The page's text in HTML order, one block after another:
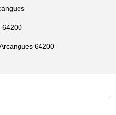
64200
64200